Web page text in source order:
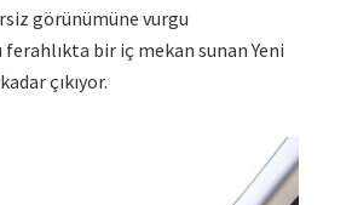
görünümüne vurgu
ferahlıkta bir iç mekan sunan Yeni
çıkıyor.